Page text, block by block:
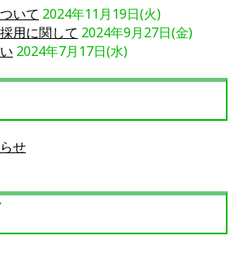
いて 2024年11月19日(火)
用に関して 2024年9月27日(金)
2024年7月17日(水)
せ